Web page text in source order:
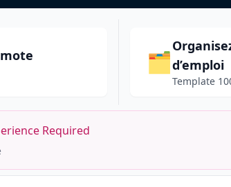
🗂️d’emploi
Template
Required